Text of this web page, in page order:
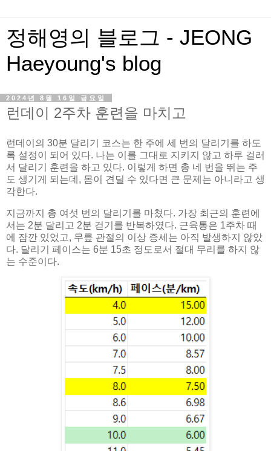
정해영의 블로그 - JEONG
Haeyoung's blog
2024년 8월 16일 금요일
런데이 2주차 훈련을 마치고
런데이의 30분 달리기 코스는 한 주에 세 번의 달리기를 하도
록 설정이 되어 있다. 나는 이를 그대로 지키지 않고 하루 걸러
서 달리기 훈련을 하고 있다. 이렇게 하면 총 네 번을 뛰는 주
도 생기게 되는데, 몸이 견딜 수 있다면 큰 문제는 아니라고 생
각한다.
지금까지 총 여섯 번의 달리기를 마쳤다. 가장 최근의 훈련에
서는 2분 달리고 2분 걷기를 반복하였다. 근육통은 1주차 때
에 잠깐 있었고, 무릎 관절의 이상 증세는 아직 발생하지 않았
다. 달리기 페이스는 6분 15초 정도로서 절대 무리를 하지 않
는 수준이다.